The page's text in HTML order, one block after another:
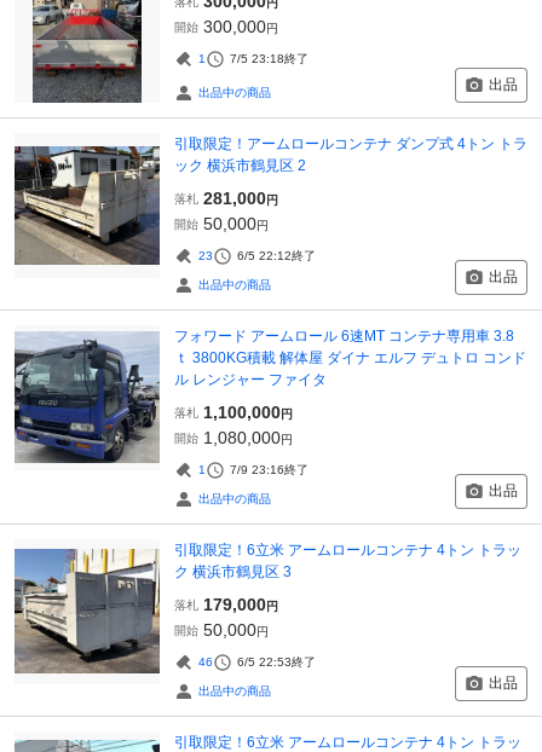
開始 300,000円
1 7/5 23:18終了
出品中の商品 出品
引取限定！アームロールコンテナ ダンプ式 4トン トラ
ック 横浜市鶴見区 2
落札 281,000円
開始 50,000円
23 6/5 22:12終了
出品中の商品 出品
フォワード アームロール 6速MT コンテナ専用車 3.8
ｔ 3800KG積載 解体屋 ダイナ エルフ デュトロ コンド
ル レンジャー ファイタ
落札 1,100,000円
開始 1,080,000円
1 7/9 23:16終了
出品中の商品 出品
引取限定！6立米 アームロールコンテナ 4トン トラッ
ク 横浜市鶴見区 3
落札 179,000円
開始 50,000円
46 6/5 22:53終了
出品中の商品 出品
引取限定！6立米 アームロールコンテナ 4トン トラッ